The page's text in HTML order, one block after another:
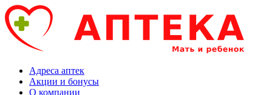
Адреса аптек
Акции и бонусы
О компании